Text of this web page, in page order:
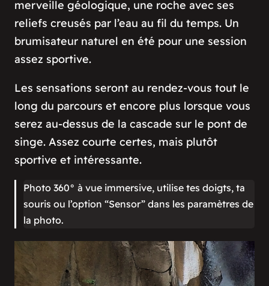
merveille géologique, une roche avec ses
reliefs creusés par l’eau au fil du temps. Un
brumisateur naturel en été pour une session
assez sportive.
Les sensations seront au rendez-vous tout le
long du parcours et encore plus lorsque vous
serez au-dessus de la cascade sur le pont de
singe. Assez courte certes, mais plutôt
sportive et intéressante.
Photo 360° à vue immersive, utilise tes doigts, ta
souris ou l’option “Sensor” dans les paramètres de
la photo.